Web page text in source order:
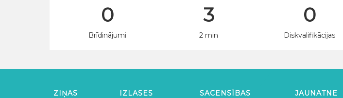
0
Brīdinājumi
3
2 min
0
Diskvalifikācijas
ZIŅAS IZLASES SACENSĪBAS JAUNATNE